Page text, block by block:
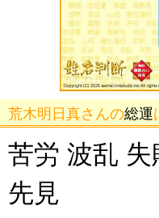
荒木明日真さんの総運
苦労 波乱
先見